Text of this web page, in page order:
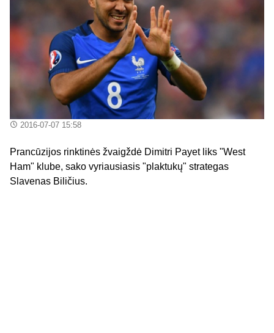
2016-07-07 15:58
Prancūzijos rinktinės žvaigždė Dimitri Payet liks "West
Ham" klube, sako vyriausiasis "plaktukų" strategas
Slavenas Biličius.